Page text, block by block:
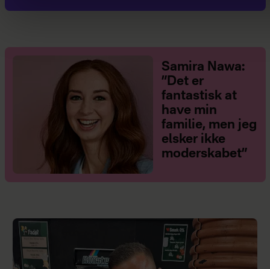
Samira Nawa:
”Det er
fantastisk at
have min
familie, men jeg
elsker ikke
moderskabet”